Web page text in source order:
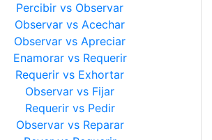
Percibir vs Observar
Observar vs Acechar
Observar vs Apreciar
Enamorar vs Requerir
Requerir vs Exhortar
Observar vs Fijar
Requerir vs Pedir
Observar vs Reparar